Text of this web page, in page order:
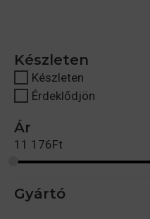
Készleten
Készleten
Érdeklődjön
Ár
11 176Ft
Gyártó